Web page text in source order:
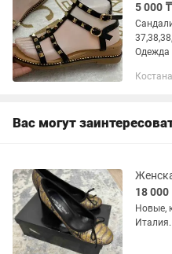
5 000 ₸
Одежда
Вас могут
18 000
Новые,
Италия.